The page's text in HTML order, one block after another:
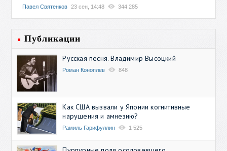
Павел Святенков 23 сен, 14:48 344 285
Публикации
Русская песня. Владимир Высоцкий
Роман Коноплев 848
Как США вызвали у Японии когнитивные
нарушения и амнезию?
Рамиль Гарифуллин 1 525